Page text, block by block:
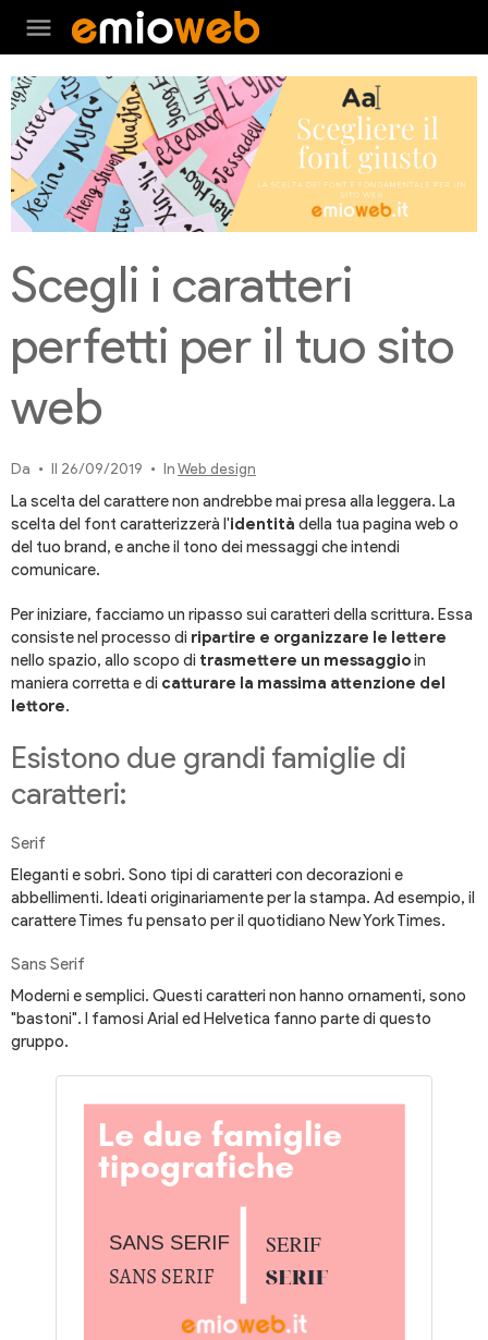
menu
Scegli i caratteri
perfetti per il tuo sito
web
Da Il 26/09/2019 InWeb design
La scelta del carattere non andrebbe mai presa alla leggera. La
scelta del font caratterizzerà l'identità della tua pagina web o
del tuo brand, e anche il tono dei messaggi che intendi
comunicare.
Per iniziare, facciamo un ripasso sui caratteri della scrittura. Essa
consiste nel processo di ripartire e organizzare le lettere
nello spazio, allo scopo di trasmettere un messaggioin
maniera corretta e di catturare la massima attenzione del
lettore.
Esistono due grandi famiglie di
caratteri:
Serif
Eleganti e sobri. Sono tipi di caratteri con decorazioni e
abbellimenti. Ideati originariamente per la stampa. Ad esempio, il
carattere Times fu pensato per il quotidiano New York Times.
Sans Serif
Moderni e semplici. Questi caratteri non hanno ornamenti, sono
"bastoni". I famosi Arial ed Helvetica fanno parte di questo
gruppo.